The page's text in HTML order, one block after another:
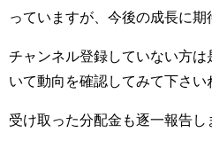
っていますが、今後の成長に期
チャンネル登録していない方
いて動向を確認してみて下さい
受け取った分配金も逐一報告し